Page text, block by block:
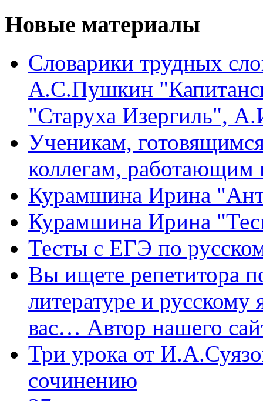
Новые материалы
Словарики трудных
А.С.Пушкин
"Старуха Изергиль",
Ученикам,
коллегам, работающим
Курамшина Ирина
Курамшина Ирина
Тесты с ЕГЭ по
Вы ищете репетитора
литературе и
вас… Автор нашего
Три урока от
сочинению